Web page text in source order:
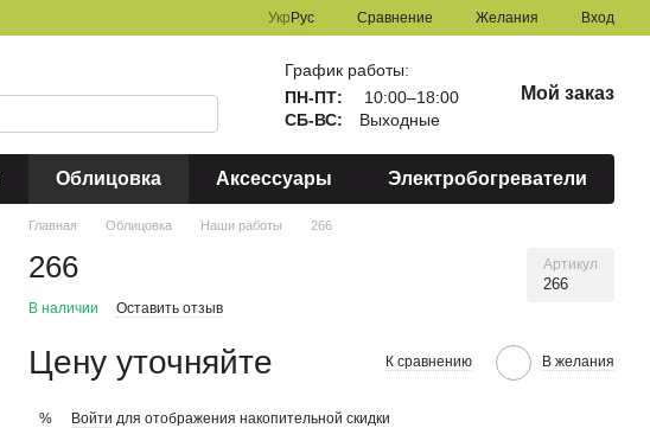
Укр Рус Сравнение Желания Вход
График работы:
ПН-ПТ:
10:00–18:00
СБ-ВС:
Выходные
Мой заказ
Облицовка Аксессуары Электробогреватели
Главная Облицовка Наши работы 266
266 Артикул
266
В наличии Оставить отзыв
Цену уточняйте К сравнению В желания
% Войти для отображения накопительной скидки